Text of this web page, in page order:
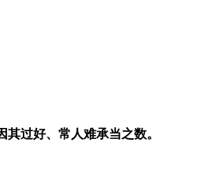
过好、常人难承当之数。